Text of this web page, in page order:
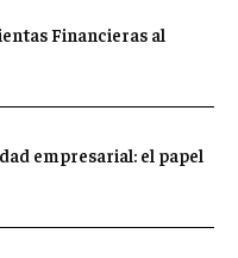
Financieras al
empresarial: el papel